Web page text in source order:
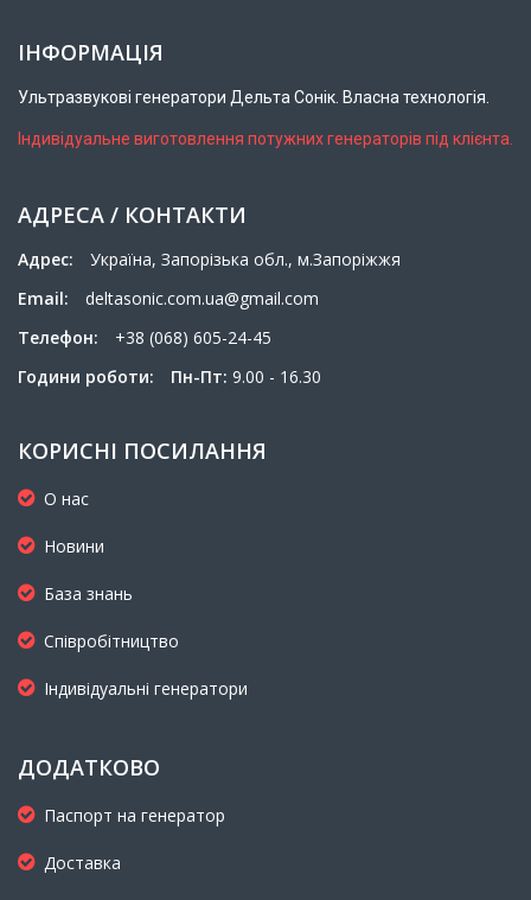
ІНФОРМАЦІЯ
Ультразвукові генератори Дельта Сонік. Власна технологія.
Індивідуальне виготовлення потужних генераторів під клієнта.
АДРЕСА / КОНТАКТИ
Адрес:
Українa, Запорізька обл., м.Запоріжжя
Email:
deltasonic.com.ua@gmail.com
Телефон:
+38 (068) 605-24-45
Години роботи:
Пн-Пт: 9.00 - 16.30
КОРИСНІ ПОСИЛАННЯ
О нас
Новини
База знань
Співробітництво
Індивідуальні генератори
ДОДАТКОВО
Паспорт на генератор
Доставка